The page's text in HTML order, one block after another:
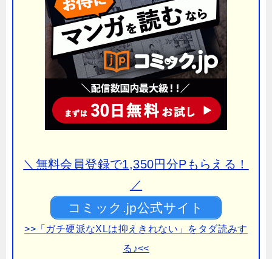
＼無料会員登録で1,350円分Pもらえる！
／
コミック.jp公式サイト
>>「ガチ硬派なXLは抑えきれない」をタダ読みす
る♪<<